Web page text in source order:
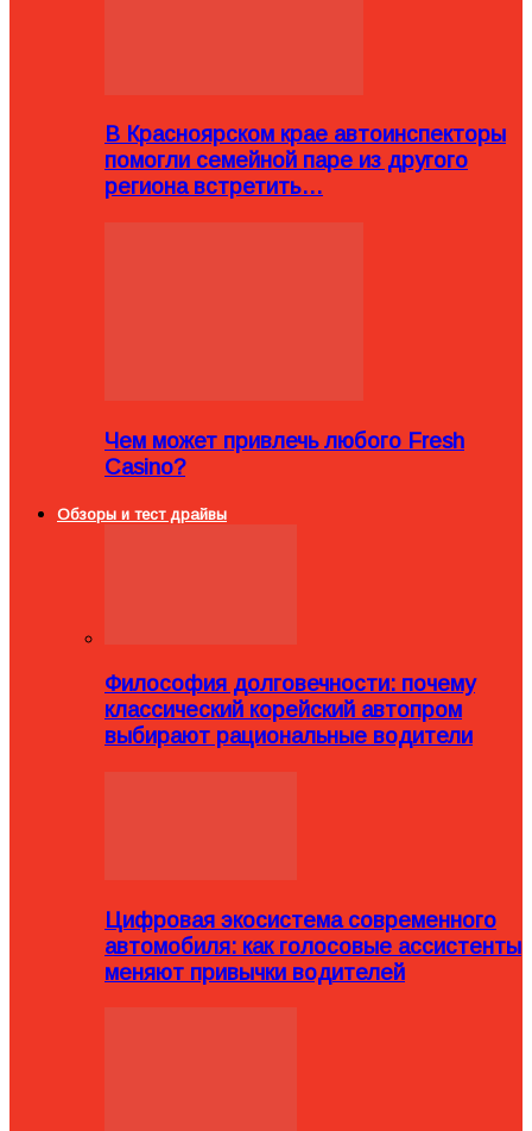
В Красноярском крае автоинспекторы
помогли семейной паре из другого
региона встретить…
Чем может привлечь любого Fresh
Casino?
Обзоры и тест драйвы
Философия долговечности: почему
классический корейский автопром
выбирают рациональные водители
Цифровая экосистема современного
автомобиля: как голосовые ассистенты
меняют привычки водителей